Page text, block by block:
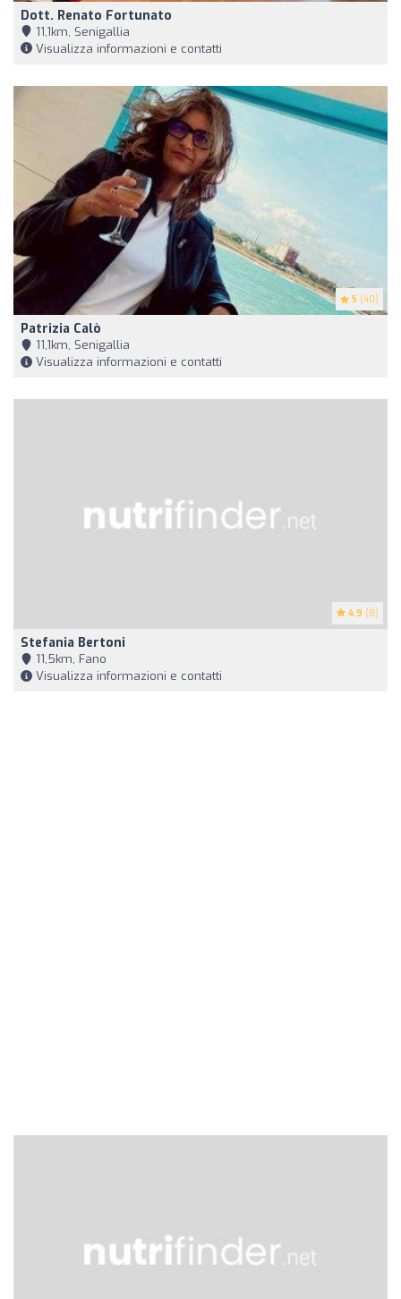
Dott. Renato Fortunato
11,1km, Senigallia
Visualizza informazioni e contatti
5 (40)
Patrizia Calò
11,1km, Senigallia
Visualizza informazioni e contatti
4.9 (8)
Stefania Bertoni
11,5km, Fano
Visualizza informazioni e contatti